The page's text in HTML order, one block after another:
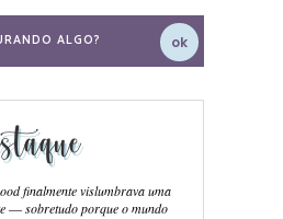
finalmente vislumbrava uma
― sobretudo porque o mundo